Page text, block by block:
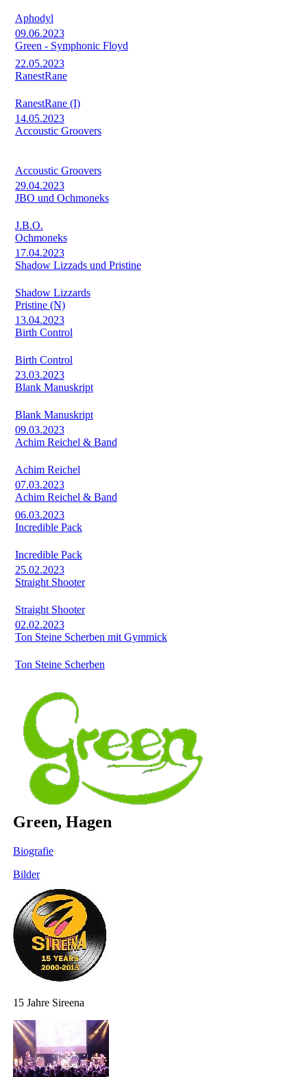
Aphodyl
09.06.2023
Green - Symphonic Floyd
22.05.2023
RanestRane
RanestRane (I)
14.05.2023
Accoustic Groovers
Accoustic Groovers
29.04.2023
JBO und Ochmoneks
J.B.O.
Ochmoneks
17.04.2023
Shadow Lizzads und Pristine
Shadow Lizzards
Pristine (N)
13.04.2023
Birth Control
Birth Control
23.03.2023
Blank Manuskript
Blank Manuskript
09.03.2023
Achim Reichel & Band
Achim Reichel
07.03.2023
Achim Reichel & Band
06.03.2023
Incredible Pack
Incredible Pack
25.02.2023
Straight Shooter
Straight Shooter
02.02.2023
Ton Steine Scherben mit Gymmick
Ton Steine Scherben
Green, Hagen
Biografie
Bilder
15 Jahre Sireena